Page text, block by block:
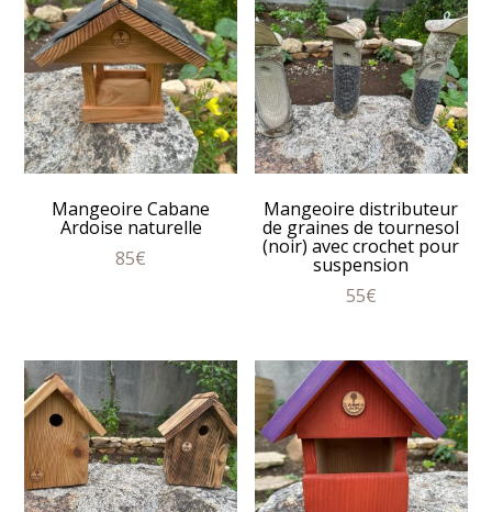
Mangeoire Cabane
Ardoise naturelle
85€
Mangeoire distributeur
de graines de tournesol
(noir) avec crochet pour
suspension
55€